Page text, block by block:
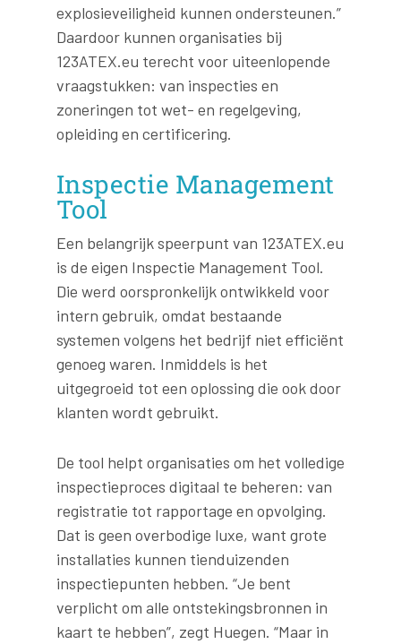
explosieveiligheid kunnen ondersteunen.”
Daardoor kunnen organisaties bij
123ATEX.eu terecht voor uiteenlopende
vraagstukken: van inspecties en
zoneringen tot wet- en regelgeving,
opleiding en certificering.
Inspectie Management
Tool
Een belangrijk speerpunt van 123ATEX.eu
is de eigen Inspectie Management Tool.
Die werd oorspronkelijk ontwikkeld voor
intern gebruik, omdat bestaande
systemen volgens het bedrijf niet efficiënt
genoeg waren. Inmiddels is het
uitgegroeid tot een oplossing die ook door
klanten wordt gebruikt.
De tool helpt organisaties om het volledige
inspectieproces digitaal te beheren: van
registratie tot rapportage en opvolging.
Dat is geen overbodige luxe, want grote
installaties kunnen tienduizenden
inspectiepunten hebben. “Je bent
verplicht om alle ontstekingsbronnen in
kaart te hebben”, zegt Huegen. “Maar in